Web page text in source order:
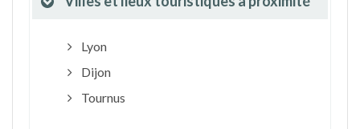
Lyon
Dijon
Tournus